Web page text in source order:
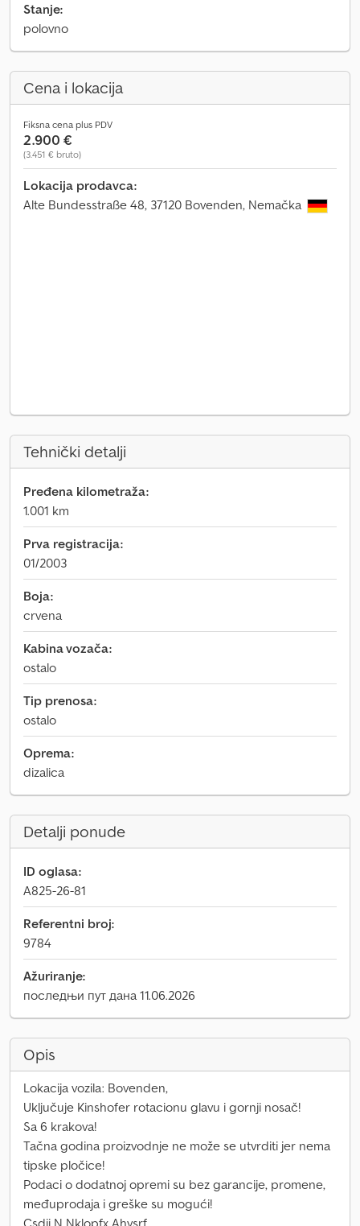
Stanje:
polovno
Cena i lokacija
Fiksna cena plus PDV
2.900 €
(3.451 € bruto)
Lokacija prodavca:
Alte Bundesstraße 48, 37120 Bovenden, Nemačka
Tehnički detalji
Pređena kilometraža:
1.001 km
Prva registracija:
01/2003
Boja:
crvena
Kabina vozača:
ostalo
Tip prenosa:
ostalo
Oprema:
dizalica
Detalji ponude
ID oglasa:
A825-26-81
Referentni broj:
9784
Ažuriranje:
последњи пут дана 11.06.2026
Opis
Lokacija vozila: Bovenden,
Uključuje Kinshofer rotacionu glavu i gornji nosač!
Sa 6 krakova!
Tačna godina proizvodnje ne može se utvrditi jer nema
tipske pločice!
Podaci o dodatnoj opremi su bez garancije, promene,
međuprodaja i greške su mogući!
Csdji N Nklopfx Ahysrf